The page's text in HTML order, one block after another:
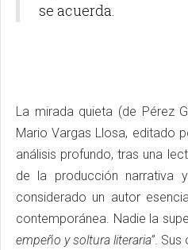
se acuerda.
La mirada quieta (de Pérez
Mario Vargas Llosa, editado
análisis profundo, tras una
de la producción narrativa
considerado un autor
contemporánea. Nadie la
empeño y soltura literaria”. Sus